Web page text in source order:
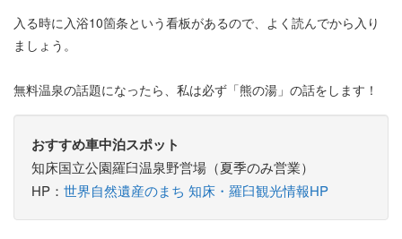
入る時に入浴10箇条という看板があるので、よく読んでから入り
ましょう。
無料温泉の話題になったら、私は必ず「熊の湯」の話をします！
おすすめ車中泊スポット
知床国立公園羅臼温泉野営場（夏季のみ営業）
HP： 世界自然遺産のまち 知床・羅臼観光情報HP